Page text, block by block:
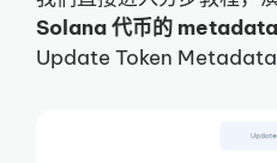
Solana 代币的 metadata
Update Token Metadata